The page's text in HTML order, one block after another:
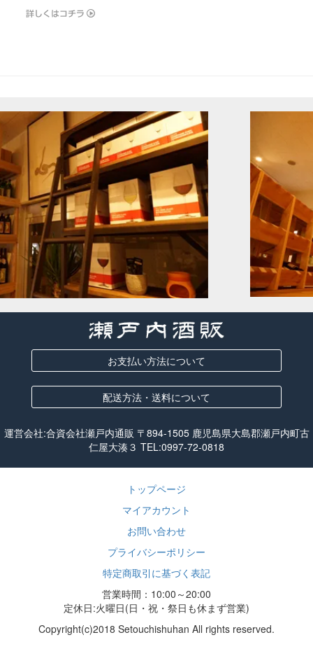
お支払い方法について
配送方法・送料について
運営会社:合資会社瀬戸内通販 〒894-1505 鹿児島県大島郡瀬戸内町古
仁屋大湊３ TEL:0997-72-0818
トップページ
マイアカウント
お問い合わせ
プライバシーポリシー
特定商取引に基づく表記
営業時間：10:00～20:00
定休日:火曜日(日・祝・祭日も休まず営業)
Copyright(c)2018 Setouchishuhan All rights reserved.